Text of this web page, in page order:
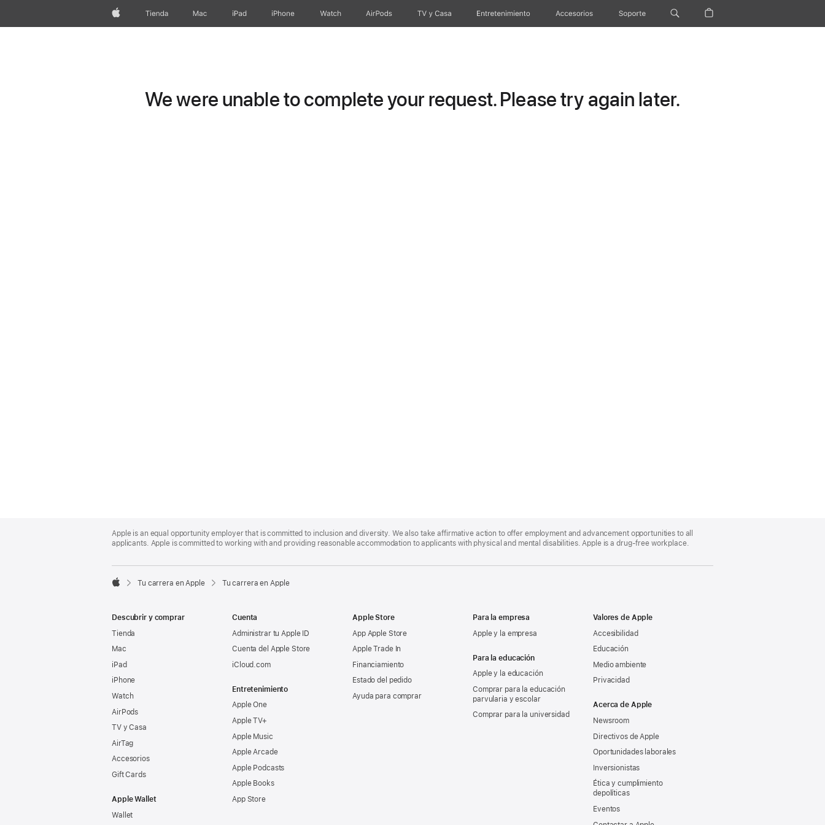
AppleTienda Mac iPad iPhone Watch AirPods TV & Casa Entretenimiento Accesorios Soporte
We were unable to complete your request. Please try again later.
Footer
Apple is an equal opportunity employer that is committed to inclusion and diversity. We also take affirmative action to offer employment and advancement opportunities to all
applicants. Apple is committed to working with and providing reasonable accommodation to applicants with physical and mental disabilities. Apple is a drug-free workplace.

Tu carrera en Apple Tu carrera en Apple
Descubrir y comprar
Tienda
Mac
iPad
iPhone
Watch
AirPods
TV y Casa
AirTag
Accesorios
Gift Cards
Apple Wallet
Wallet
Cuenta
Administrar tu Apple ID
Cuenta del Apple Store
iCloud.com
Entretenimiento
Apple One
Apple TV+
Apple Music
Apple Arcade
Apple Podcasts
Apple Books
App Store
Apple Store
App Apple Store
Apple Trade In
Financiamiento
Estado del pedido
Ayuda para comprar
Para la empresa
Apple y la empresa
Para la educación
Apple y la educación
Comprar para la educación
parvularia y escolar
Comprar para la universidad
Valores de Apple
Accesibilidad
Educación
Medio ambiente
Privacidad
Acerca de Apple
Newsroom
Directivos de Apple
Oportunidades laborales
Inversionistas
Ética y cumplimiento
depolíticas
Eventos